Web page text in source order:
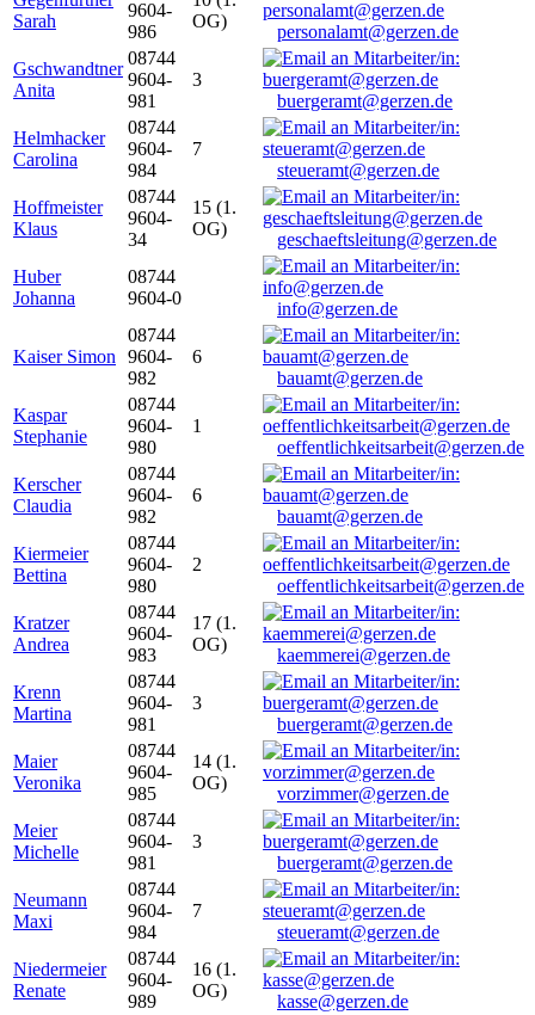
Sarah
9604-
986
OG)
personalamt@gerzen.de
Gschwandtner
Anita
08744
9604-
981
3
buergeramt@gerzen.de
Helmhacker
Carolina
08744
9604-
984
7
steueramt@gerzen.de
Hoffmeister
Klaus
08744
9604-
34
15 (1.
OG)
geschaeftsleitung@gerzen.de
Huber
Johanna
08744
9604-0
info@gerzen.de
Kaiser Simon
08744
9604-
982
6
bauamt@gerzen.de
Kaspar
Stephanie
08744
9604-
980
1
oeffentlichkeitsarbeit@gerzen.de
Kerscher
Claudia
08744
9604-
982
6
bauamt@gerzen.de
Kiermeier
Bettina
08744
9604-
980
2
oeffentlichkeitsarbeit@gerzen.de
Kratzer
Andrea
08744
9604-
983
17 (1.
OG)
kaemmerei@gerzen.de
Krenn
Martina
08744
9604-
981
3
buergeramt@gerzen.de
Maier
Veronika
08744
9604-
985
14 (1.
OG)
vorzimmer@gerzen.de
Meier
Michelle
08744
9604-
981
3
buergeramt@gerzen.de
Neumann
Maxi
08744
9604-
984
7
steueramt@gerzen.de
Niedermeier
Renate
08744
9604-
989
16 (1.
OG)
kasse@gerzen.de